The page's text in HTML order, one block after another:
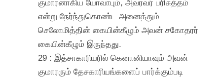
குமாரனாகிய யோவாபும், அவரவர் பரிசுத்தம்
என்று நேர்ந்துகொண்ட அனைத்தும்
செலோமித்தின் கையின்கீழும் அவன் சகோதரர்
கையின்கீழும் இருந்தது.
29 : இத்சாகாரியரில் கெனானியாவும் அவன்
குமாரரும் தேசகாரியங்களைப் பார்க்கும்படி